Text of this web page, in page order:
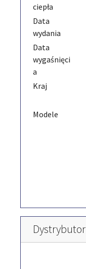
ciepła
Data
wydania
Data
wygaśnięci
a
Kraj
Modele
Dystrybutor